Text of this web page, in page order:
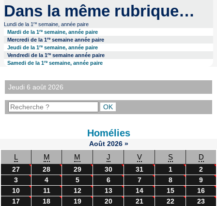
Dans la même rubrique…
Lundi de la 1 resemaine, année paire
Mardi de la 1resemaine, année paire
Mercredi de la 1re semaine année paire
Jeudi de la 1resemaine, année paire
Vendredi de la 1re semaine année paire
Samedi de la 1resemaine, année paire
Jeudi 6 août 2026
Homélies
Août 2026 »
L M M J V S D
27 28 29 30 31 1
2
3
4 5 6 7 8
9
10
11 12 13 14 15
16
17
18 19 20 21 22
23